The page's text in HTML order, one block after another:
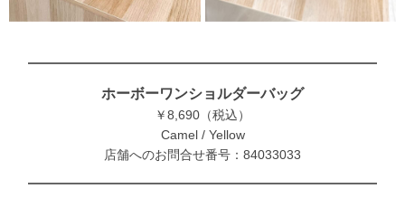
ホーボーワンショルダーバッグ
￥8,690（税込）
Camel / Yellow
店舗へのお問合せ番号：84033033